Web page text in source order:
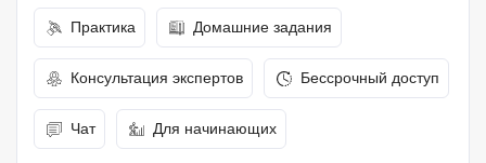
Практика Домашние задания
Консультация экспертов Бессрочный доступ
Чат Для начинающих